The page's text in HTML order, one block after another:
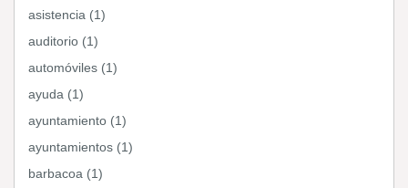
asistencia (1)
auditorio (1)
automóviles (1)
ayuda (1)
ayuntamiento (1)
ayuntamientos (1)
barbacoa (1)